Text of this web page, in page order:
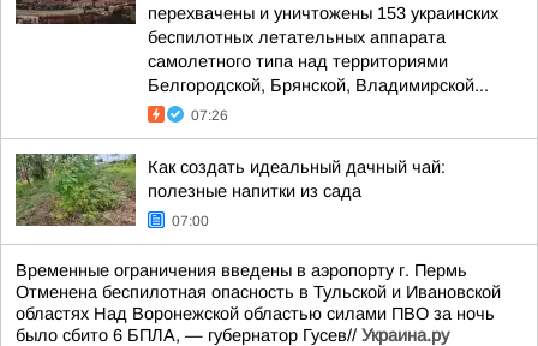
перехвачены и уничтожены 153 украинских
беспилотных летательных аппарата
самолетного типа над территориями
Белгородской, Брянской, Владимирской...
07:26
Как создать идеальный дачный чай:
полезные напитки из сада
07:00
Временные ограничения введены в аэропорту г. Пермь
Отменена беспилотная опасность в Тульской и Ивановской
областях Над Воронежской областью силами ПВО за ночь
было сбито 6 БПЛА, — губернатор Гусев// Украина.ру